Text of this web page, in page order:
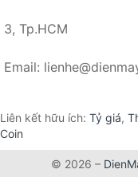
3, Tp.HCM
Email:
Liên kết hữu ích: Tỷ giá,
Coin
© 2026 –